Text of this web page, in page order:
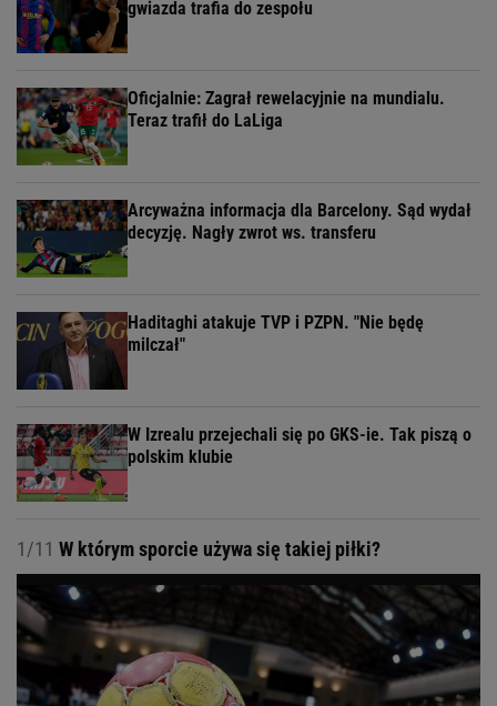
gwiazda trafia do zespołu
Oficjalnie: Zagrał rewelacyjnie na mundialu.
Teraz trafił do LaLiga
Arcyważna informacja dla Barcelony. Sąd wydał
decyzję. Nagły zwrot ws. transferu
Haditaghi atakuje TVP i PZPN. "Nie będę
milczał"
W Izrealu przejechali się po GKS-ie. Tak piszą o
polskim klubie
1/11 W którym sporcie używa się takiej piłki?